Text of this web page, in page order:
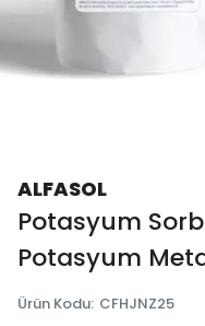
ALFASOL
Potasyum
Potasyum
Ürün Kodu: CFHJNZ25